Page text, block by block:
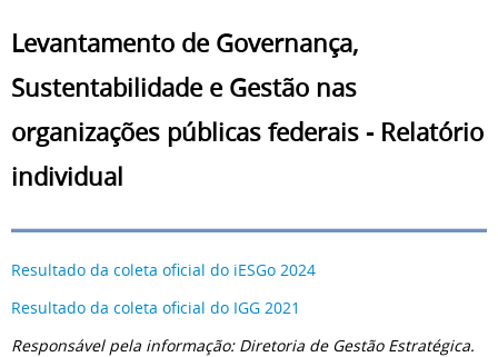
Levantamento de Governança,
Sustentabilidade e Gestão nas
organizações públicas federais - Relatório
individual
Resultado da coleta oficial do iESGo 2024
Resultado da coleta oficial do IGG 2021
Responsável pela informação: Diretoria de Gestão Estratégica.